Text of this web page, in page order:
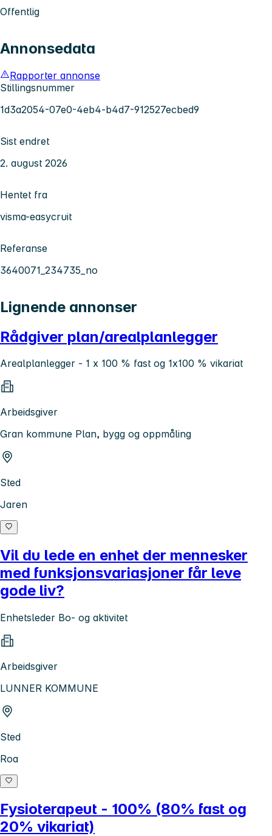
Offentlig
Annonsedata
Rapporter annonse
Stillingsnummer
1d3a2054-07e0-4eb4-b4d7-912527ecbed9
Sist endret
2. august 2026
Hentet fra
visma-easycruit
Referanse
3640071_234735_no
Lignende annonser
Rådgiver plan/arealplanlegger
Arealplanlegger - 1 x 100 % fast og 1x100 % vikariat
Arbeidsgiver
Gran kommune Plan, bygg og oppmåling
Sted
Jaren
Vil du lede en enhet der mennesker
med funksjonsvariasjoner får leve
gode liv?
Enhetsleder Bo- og aktivitet
Arbeidsgiver
LUNNER KOMMUNE
Sted
Roa
Fysioterapeut - 100% (80% fast og
20% vikariat)